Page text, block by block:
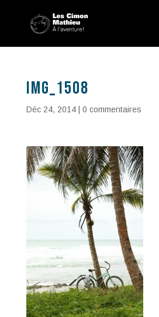
IMG_1508
Déc 24, 2014| 0 commentaires